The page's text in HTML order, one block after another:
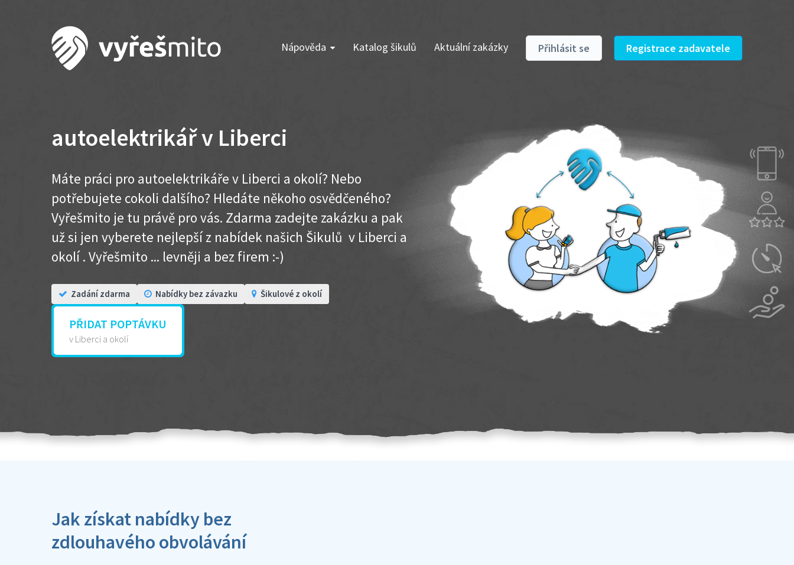
Nápověda Katalog šikulů Aktuální zakázky Přihlásit se Registrace zadavatele
autoelektrikář v Liberci
Máte práci pro autoelektrikáře v Liberci a okolí? Nebo
potřebujete cokoli dalšího? Hledáte někoho osvědčeného?
Vyřešmito je tu právě pro vás. Zdarma zadejte zakázku a pak
už si jen vyberete nejlepší z nabídek našich Šikulů v Liberci a
okolí . Vyřešmito ... levněji a bez firem :-)
Zadání zdarma Nabídky bez závazku Šikulové z okolí
PŘIDAT POPTÁVKU
v Liberci a okolí
Jak získat nabídky bez
zdlouhavého obvolávání